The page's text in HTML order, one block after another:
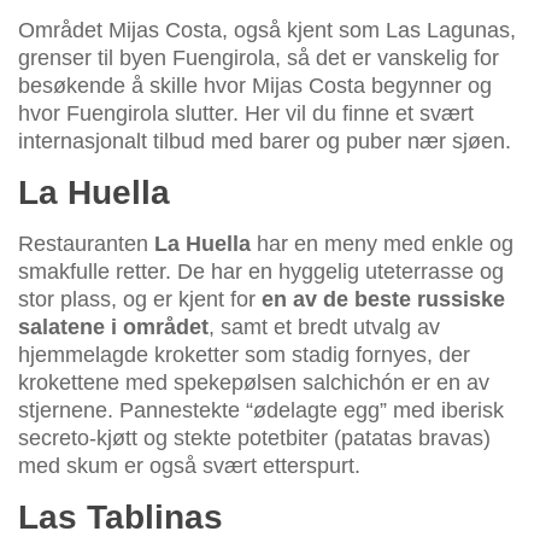
Området Mijas Costa, også kjent som Las Lagunas,
grenser til byen Fuengirola, så det er vanskelig for
besøkende å skille hvor Mijas Costa begynner og
hvor Fuengirola slutter. Her vil du finne et svært
internasjonalt tilbud med barer og puber nær sjøen.
La Huella
Restauranten La Huella har en meny med enkle og
smakfulle retter. De har en hyggelig uteterrasse og
stor plass, og er kjent for en av de beste russiske
salatene i området, samt et bredt utvalg av
hjemmelagde kroketter som stadig fornyes, der
krokettene med spekepølsen salchichón er en av
stjernene. Pannestekte “ødelagte egg” med iberisk
secreto-kjøtt og stekte potetbiter (patatas bravas)
med skum er også svært etterspurt.
Las Tablinas